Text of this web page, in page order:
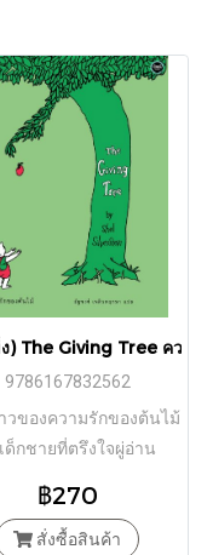
องตัวเอง Embracing
) The Giving Tree ความ
9786167832562
าวของความรักของต้นไม้
ด็กชายที่ตรึงใจผู่อ่าน
฿270
สั่งซื้อสินค้า